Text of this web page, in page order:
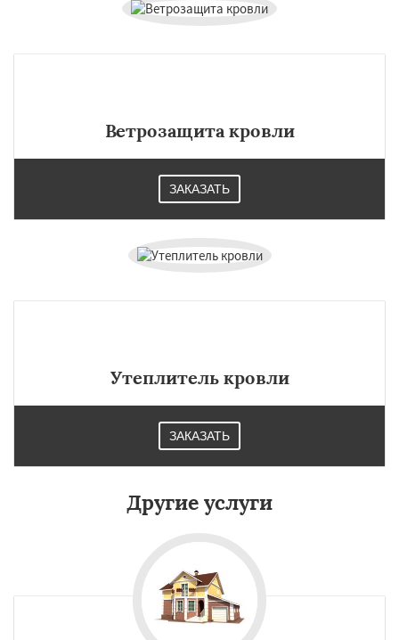
Ветрозащита кровли
ЗАКАЗАТЬ
Утеплитель кровли
ЗАКАЗАТЬ
Другие услуги